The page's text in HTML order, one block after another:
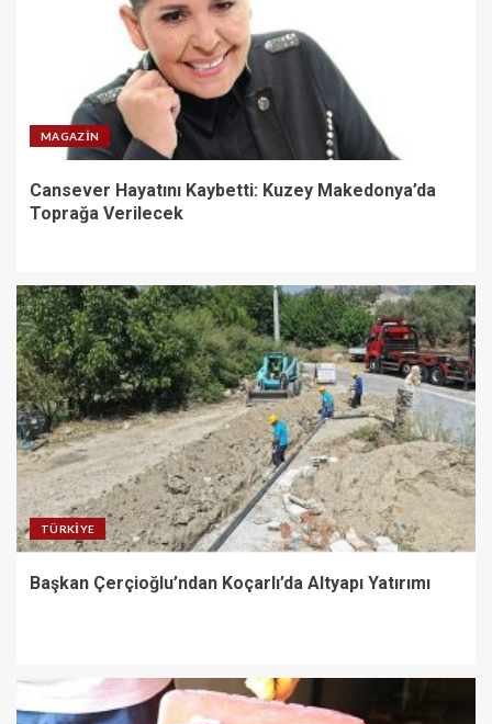
MAGAZIN
Cansever Hayatını Kaybetti: Kuzey Makedonya’da
Toprağa Verilecek
TÜRKIYE
Başkan Çerçioğlu’ndan Koçarlı’da Altyapı Yatırımı